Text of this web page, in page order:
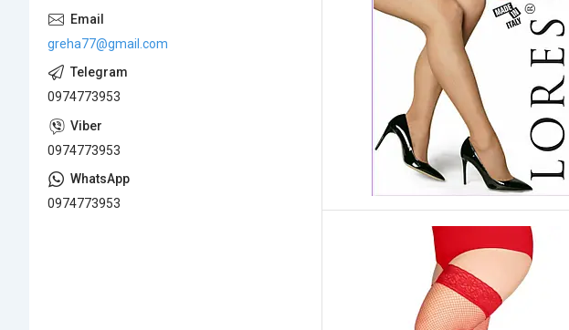
greha77@gmail.com
0974773953
0974773953
0974773953